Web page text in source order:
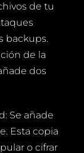
de tu
backups.
de la
dos
Se añade
Esta copia
o cifrar